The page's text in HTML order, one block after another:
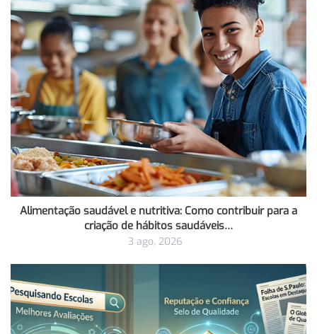
Alimentação saudável e nutritiva: Como contribuir para a
criação de hábitos saudáveis…
3 ago, 2026